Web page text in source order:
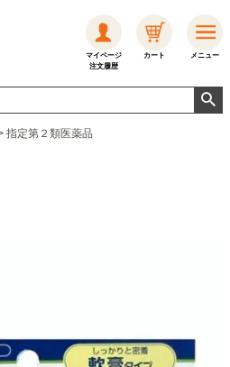
マイページ
注文履歴
カート メニュー
指定第２類医薬品